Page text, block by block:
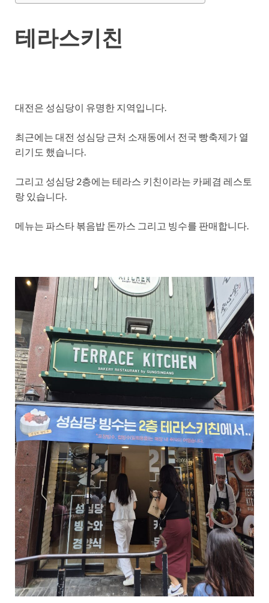
테라스키친
대전은 성심당이 유명한 지역입니다.
최근에는 대전 성심당 근처 소재동에서 전국 빵축제가 열
리기도 했습니다.
그리고 성심당 2층에는 테라스 키친이라는 카페겸 레스토
랑 있습니다.
메뉴는 파스타 볶음밥 돈까스 그리고 빙수를 판매합니다.